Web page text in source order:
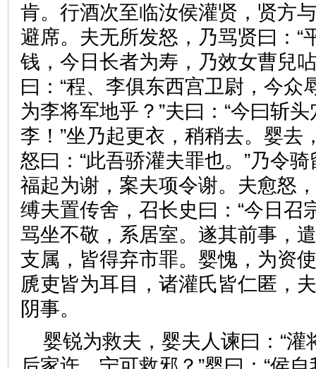
肯。行酒次至临汝侯灌贤，贤方
避席。夫无所发怒，乃骂贤曰：“
钱，今日长者为寿，乃效女曹兒
曰：“程、李俱东西宫卫尉，今众
为李将军地乎？”夫曰：“今曰斩
李！”坐乃起更衣，稍稍去。婴去
怒曰：“此吾骄灌夫罪也。”乃令
福起为谢，案夫项令谢。夫愈怒
缚夫置传舍，召长史曰：“今日召
骂坐不敬，系居室。遂其前事，
支属，皆得弃市罪。婴愧，为资
虒吏皆为耳目，诸灌氏皆仁匿，
阴事。
婴锐为救夫，婴夫人谏曰：“灌